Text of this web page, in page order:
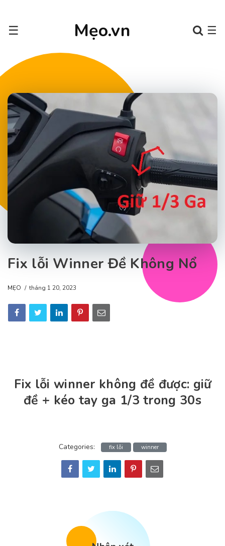
Mẹo.vn
☰ ☰
Fix lỗi Winner Đề Không Nổ
MẸO tháng 1 20, 2023
Fix lỗi winner không đề được: giữ
đề + kéo tay ga 1/3 trong 30s
Categories: fix lỗi winner